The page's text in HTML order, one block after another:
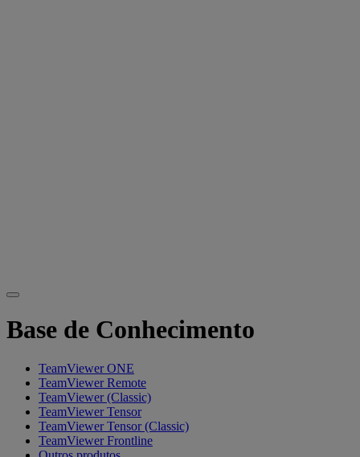
Base de Conhecimento
TeamViewer ONE
TeamViewer Remote
TeamViewer (Classic)
TeamViewer Tensor
TeamViewer Tensor (Classic)
TeamViewer Frontline